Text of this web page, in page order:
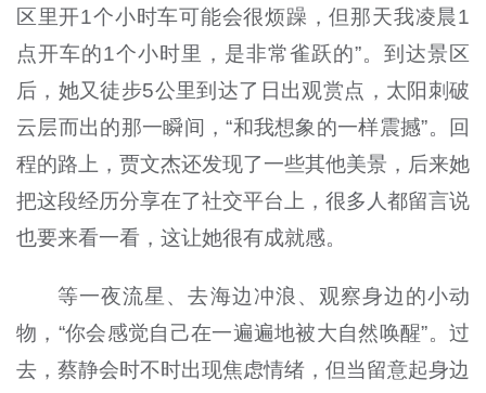
区里开1个小时车可能会很烦躁，但那天我凌晨1
点开车的1个小时里，是非常雀跃的”。到达景区
后，她又徒步5公里到达了日出观赏点，太阳刺破
云层而出的那一瞬间，“和我想象的一样震撼”。回
程的路上，贾文杰还发现了一些其他美景，后来她
把这段经历分享在了社交平台上，很多人都留言说
也要来看一看，这让她很有成就感。
等一夜流星、去海边冲浪、观察身边的小动
物，“你会感觉自己在一遍遍地被大自然唤醒”。过
去，蔡静会时不时出现焦虑情绪，但当留意起身边